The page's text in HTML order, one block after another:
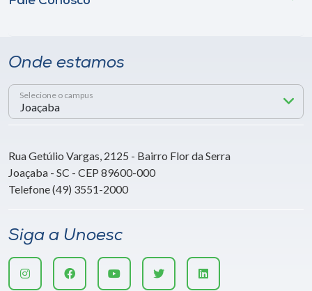
Onde estamos
Selecione o campus
Rua Getúlio Vargas, 2125 - Bairro Flor da Serra
Joaçaba - SC - CEP 89600-000
Telefone (49) 3551-2000
Siga a Unoesc